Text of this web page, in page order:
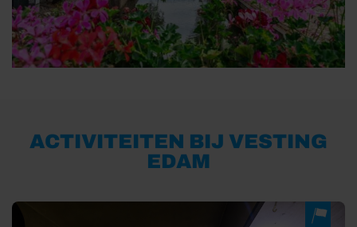
ACTIVITEITEN BIJ VESTING
EDAM